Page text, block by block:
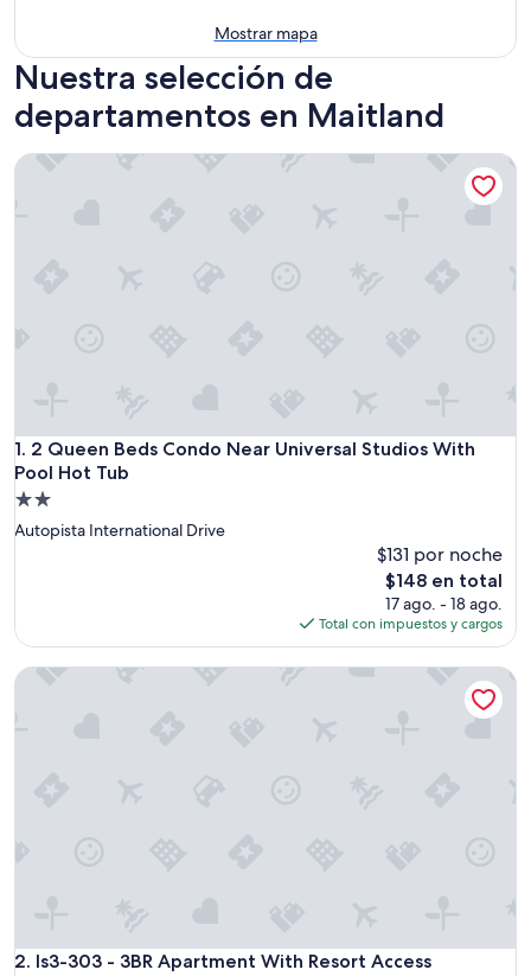
Mostrar mapa
Nuestra selección de
departamentos en Maitland
1. 2 Queen Beds Condo Near Universal Studios With
Pool Hot Tub
2 Queen Beds Condo Near Universal Studios With Pool Hot
Propiedad
de
Autopista International Drive
$131 por noche
El
precio
actual
es
de
$148 en total
17 ago. - 18 ago.
Total con impuestos y cargos
2 Queen Beds Condo Near Universal Studios With Pool Hot
2. Is3-303 - 3BR Apartment With Resort Access
Is3-303 - 3BR Apartment With Resort Access
Is3-303 - 3BR Apartment With Resort Access